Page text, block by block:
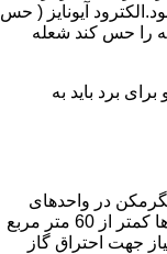
آیونایز ( حس
را حس کند شعله
برد باید به
در واحدهای
مسکونی و غیر مسکونی که مسحت آن ها کمتر از 60 متر مربع
جهت احتراق گاز